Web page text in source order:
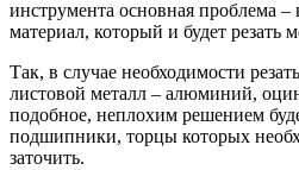
инструмента основная проблема
материал, который и будет резать
Так, в случае необходимости
листовой металл – алюминий,
подобное, неплохим решением
подшипники, торцы которых
заточить.